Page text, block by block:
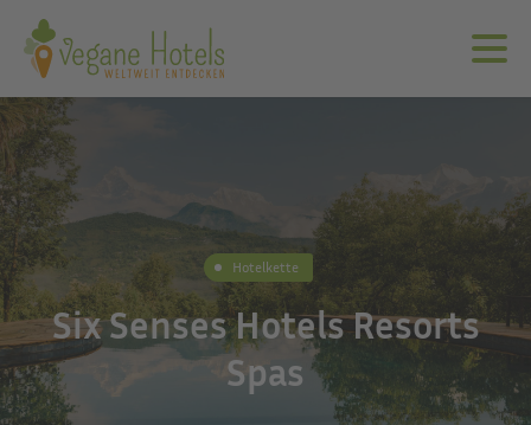
Hotelkette
Six Senses Hotels Resorts
Spas